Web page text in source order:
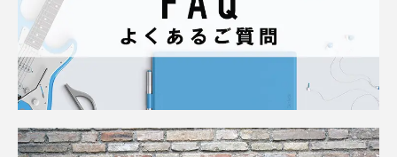
無料でカンタン！